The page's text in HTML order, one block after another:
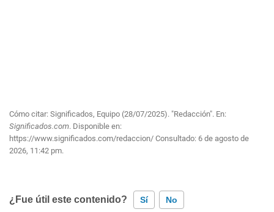
Cómo citar: Significados, Equipo (28/07/2025). "Redacción". En:
Significados.com. Disponible en:
https://www.significados.com/redaccion/ Consultado: 6 de agosto de
2026, 11:42 pm.
¿Fue útil este contenido? Sí No